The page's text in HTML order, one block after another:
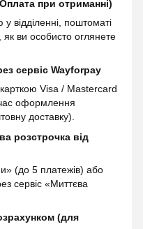
при отриманні)
відділенні, поштоматі
як ви особисто оглянете
сервіс Wayforpay
Visa / Mastercard
оформлення
доставку).
розстрочка від
(до 5 платежів) або
сервіс «Миттєва
(для